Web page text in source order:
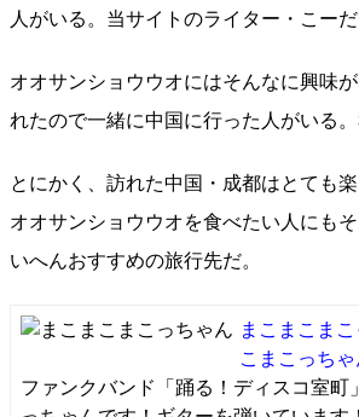
人がいる。当サイトのライター・こーだ
オオサンショウウオにはそんなに興味
れたので一緒に中国に行った人がいる。
とにかく、訪れた中国・成都はとても楽
オオサンショウウオを食べたい人にも
いへんおすすめの旅行先だ。
まこまこま
こまこっちゃ
ファンクバンド「踊る！ディスコ室町